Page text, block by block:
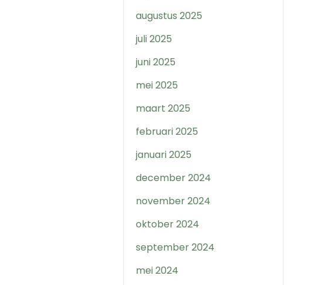
augustus 2025
juli 2025
juni 2025
mei 2025
maart 2025
februari 2025
januari 2025
december 2024
november 2024
oktober 2024
september 2024
mei 2024